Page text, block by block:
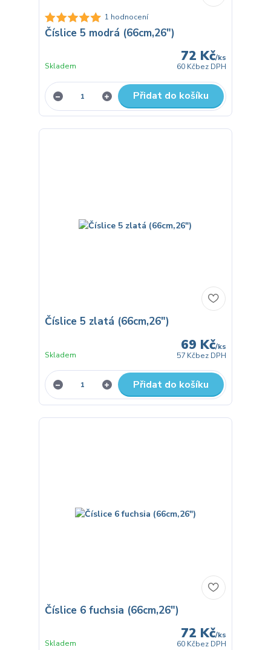
1 hodnocení
Číslice 5 modrá (66cm,26")
72 Kč/ks
60 Kčbez DPH
Skladem
Přidat do košíku
Číslice 5 zlatá (66cm,26")
69 Kč/ks
57 Kčbez DPH
Skladem
Přidat do košíku
Číslice 6 fuchsia (66cm,26")
72 Kč/ks
60 Kčbez DPH
Skladem